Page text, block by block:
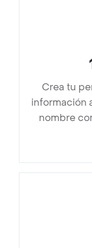
Crea tu
información
nombre